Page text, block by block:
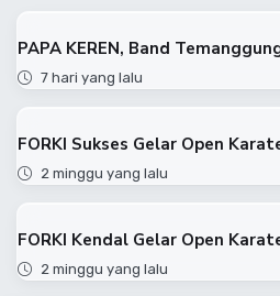
PAPA KEREN, Band
7 hari yang lalu
FORKI Sukses Gelar Open
2 minggu yang lalu
FORKI Kendal Gelar Open
2 minggu yang lalu